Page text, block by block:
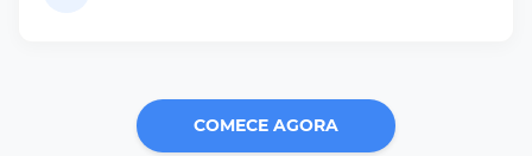
COMECE AGORA